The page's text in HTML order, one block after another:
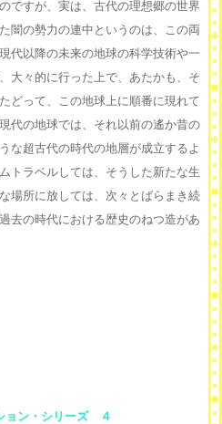
ですが、実は、古代の理想郷の世界
闇の勢力の連中というのは、この両
代以降の未来の地球の科学技術や一
大々的に行った上で、あたかも、そ
どって、この地球上に順番に現れて
代の地球では、それ以前の遙か昔の
な超古代の時代の地層が成立するよ
トラベルしては、そうした新たな生
場所に放しては、次々とばらまき続
去の時代における歴史のねつ造があ
ョン・シリーズ ４